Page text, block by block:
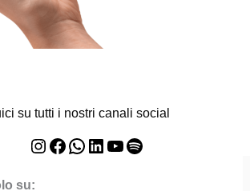
su tutti i nostri canali social
Instagram
Facebook
WhatsApp
LinkedIn
YouTube
Spotify
su: